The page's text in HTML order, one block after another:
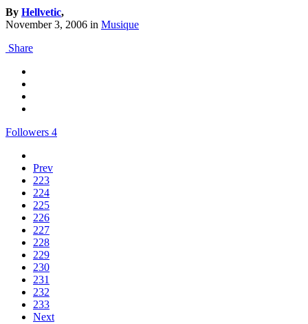
By Hellvetic,
November 3, 2006 in Musique
Share
Followers 4
Prev
223
224
225
226
227
228
229
230
231
232
233
Next